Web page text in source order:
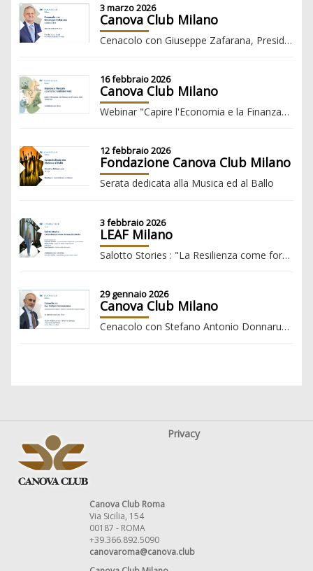
3 marzo 2026
Canova Club Milano
Cenacolo con Giuseppe Zafarana, Presidente ENI
16 febbraio 2026
Canova Club Milano
Webinar "Capire l'Economia e la Finanza" con Giuliano Noci ”IMPRESA E MERCATO”
12 febbraio 2026
Fondazione Canova Club Milano
Serata dedicata alla Musica ed al Ballo
3 febbraio 2026
LEAF Milano
Salotto Stories : "La Resilienza come forma di Libertà"
29 gennaio 2026
Canova Club Milano
Cenacolo con Stefano Antonio Donnarumma, Amministratore Delegato e Direttore Generale del Gruppo FS Italiane
Privacy
Canova Club Roma
Via Sicilia, 154
00187 - ROMA
+39.366.892.5090
canovaroma@canova.club